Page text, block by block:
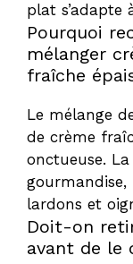
plat s’adapte
Pourquoi
mélanger
fraîche
Le mélange
de crème
onctueuse.
lardons et
Doit-on
avant de le